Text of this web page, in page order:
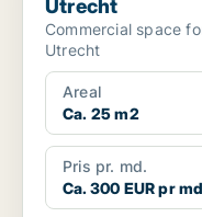
Utrecht
Commercial space
Utrecht
Areal
Ca. 25 m2
Pris pr. md.
Ca. 300 EUR pr md